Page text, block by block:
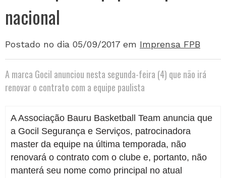
nacional
Postado no dia 05/09/2017 em Imprensa FPB
A marca Gocil anunciou nesta segunda-feira (4) que não irá
renovar o contrato com a equipe paulista
A Associação Bauru Basketball Team anuncia que
a Gocil Segurança e Serviços, patrocinadora
master da equipe na última temporada, não
renovará o contrato com o clube e, portanto, não
manterá seu nome como principal no atual